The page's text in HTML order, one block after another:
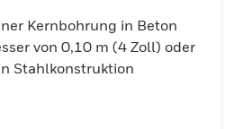
Kernbohrung in Beton
von 0,10 m (4 Zoll) oder
Stahlkonstruktion